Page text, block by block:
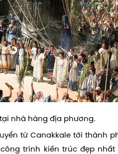
nhà hàng địa phương.
từ Canakkale tới thành
trình kiến trúc đẹp nhất